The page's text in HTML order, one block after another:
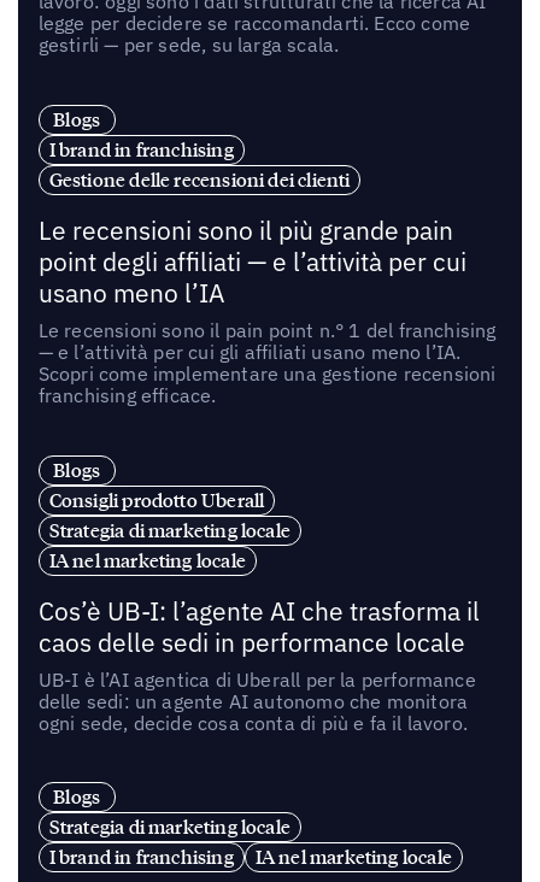
legge per decidere se raccomandarti. Ecco come
gestirli — per sede, su larga scala.
Blogs
I brand in franchising
Gestione delle recensioni dei clienti
Le recensioni sono il più grande pain
point degli affiliati — e l’attività per cui
usano meno l’IA
Le recensioni sono il pain point n.° 1 del franchising
— e l’attività per cui gli affiliati usano meno l’IA.
Scopri come implementare una gestione recensioni
franchising efficace.
Blogs
Consigli prodotto Uberall
Strategia di marketing locale
IA nel marketing locale
Cos’è UB-I: l’agente AI che trasforma il
caos delle sedi in performance locale
UB-I è l’AI agentica di Uberall per la performance
delle sedi: un agente AI autonomo che monitora
ogni sede, decide cosa conta di più e fa il lavoro.
Blogs
Strategia di marketing locale
I brand in franchising
IA nel marketing locale